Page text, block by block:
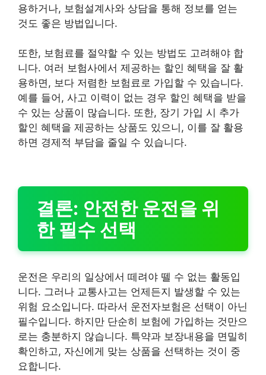
용하거나, 보험설계사와 상담을 통해 정보를 얻는
것도 좋은 방법입니다.
또한, 보험료를 절약할 수 있는 방법도 고려해야 합
니다. 여러 보험사에서 제공하는 할인 혜택을 잘 활
용하면, 보다 저렴한 보험료로 가입할 수 있습니다.
예를 들어, 사고 이력이 없는 경우 할인 혜택을 받을
수 있는 상품이 많습니다. 또한, 장기 가입 시 추가
할인 혜택을 제공하는 상품도 있으니, 이를 잘 활용
하면 경제적 부담을 줄일 수 있습니다.
결론: 안전한 운전을 위
한 필수 선택
운전은 우리의 일상에서 떼려야 뗄 수 없는 활동입
니다. 그러나 교통사고는 언제든지 발생할 수 있는
위험 요소입니다. 따라서 운전자보험은 선택이 아닌
필수입니다. 하지만 단순히 보험에 가입하는 것만으
로는 충분하지 않습니다. 특약과 보장내용을 면밀히
확인하고, 자신에게 맞는 상품을 선택하는 것이 중
요합니다.